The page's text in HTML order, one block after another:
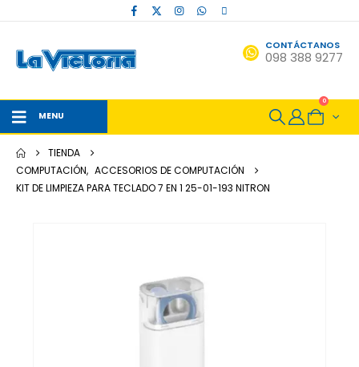
CONTÁCTANOS
098 388 9277
MENU
0
TIENDA
COMPUTACIÓN, ACCESORIOS DE COMPUTACIÓN
KIT DE LIMPIEZA PARA TECLADO 7 EN 1 25-01-193 NITRON